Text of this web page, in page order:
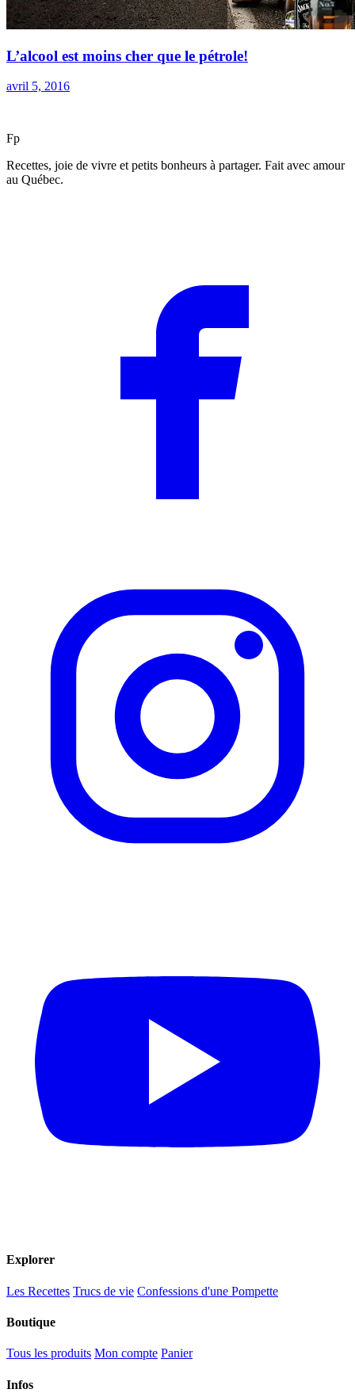
L’alcool est moins cher que le pétrole!
avril 5, 2016
Fp
Recettes, joie de vivre et petits bonheurs à partager. Fait avec amour
au Québec.
Explorer
Les Recettes Trucs de vie Confessions d'une Pompette
Boutique
Tous les produits Mon compte Panier
Infos